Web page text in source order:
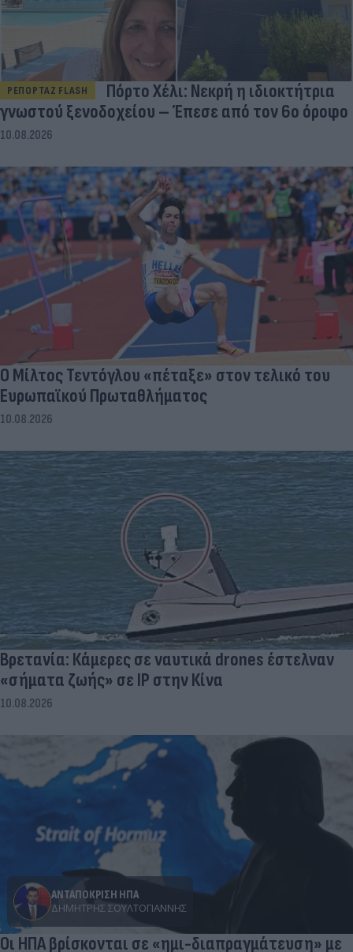
ΡΕΠΟΡΤΑΖ FLASH
Πόρτο Χέλι: Νεκρή η ιδιοκτήτρια
γνωστού ξενοδοχείου – Έπεσε από τον 6ο όροφο
10.08.2026
Ο Μίλτος Τεντόγλου «πέταξε» στον τελικό του
Ευρωπαϊκού Πρωταθλήματος
10.08.2026
Βρετανία: Κάμερες σε ναυτικά drones έστελναν
«σήματα ζωής» σε IP στην Κίνα
10.08.2026
ΑΝΤΑΠΟΚΡΙΣΗ ΗΠΑ
ΔΗΜΉΤΡΗΣ ΣΟΥΛΤΟΓΙΆΝΝΗΣ
Οι ΗΠΑ βρίσκονται σε «ημι-διαπραγμάτευση» με